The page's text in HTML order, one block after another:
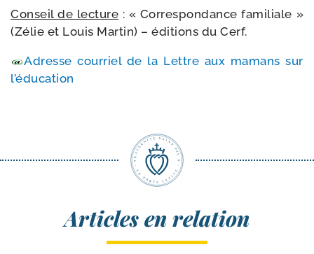
Conseil de lec­ture : « Correspondance fami­liale »
(Zélie et Louis Martin) – édi­tions du Cerf.
Adresse cour­riel de la Lettre aux mamans sur
l’éducation
Articles en relation